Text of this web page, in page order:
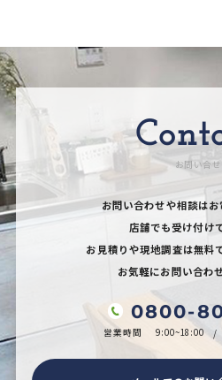
お問い合せ
お問い合わせや相談はお
店舗でも受け付け
お見積りや現地調査は無料
お気軽にお問い合わ
0800-
営業時間 9:00~18:00